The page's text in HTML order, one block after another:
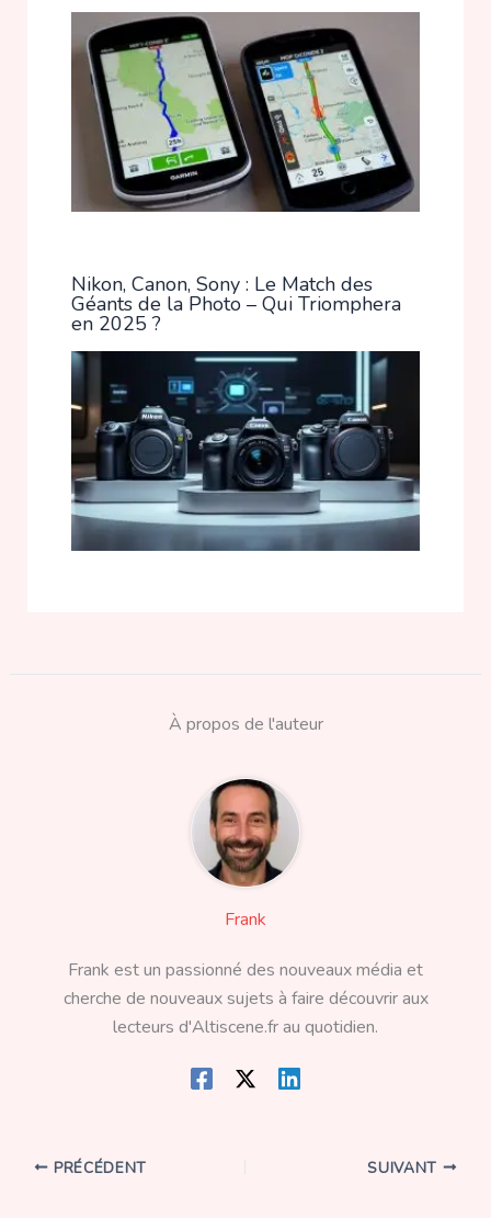
Nikon, Canon, Sony : Le Match des
Géants de la Photo – Qui Triomphera
en 2025 ?
À propos de l'auteur
Frank
Frank est un passionné des nouveaux média et
cherche de nouveaux sujets à faire découvrir aux
lecteurs d'Altiscene.fr au quotidien.
PRÉCÉDENT SUIVANT